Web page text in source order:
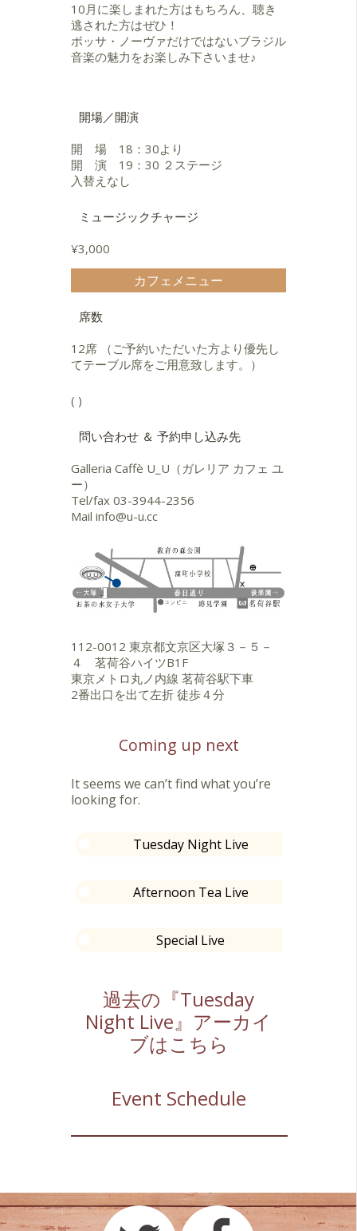
10月に楽しまれた方はもちろん、聴き
逃された方はぜひ！
ボッサ・ノーヴァだけではないブラジル
音楽の魅力をお楽しみ下さいませ♪
開場／開演
開 場 18：30より
開 演 19：30 ２ステージ
入替えなし
ミュージックチャージ
¥3,000
カフェメニュー
席数
12席 （ご予約いただいた方より優先し
てテーブル席をご用意致します。）
( )
問い合わせ ＆ 予約申し込み先
Galleria Caffè U_U（ガレリア カフェ ユ
ー）
Tel/fax 03-3944-2356
Mail info@u-u.cc
112-0012 東京都文京区大塚３－５－
４ 茗荷谷ハイツB1F
東京メトロ丸ノ内線 茗荷谷駅下車
2番出口を出て左折 徒歩４分
Coming up next
It seems we can’t find what you’re
looking for.
Tuesday Night Live
Afternoon Tea Live
Special Live
過去の『Tuesday
Night Live』アーカイ
ブはこちら
Event Schedule